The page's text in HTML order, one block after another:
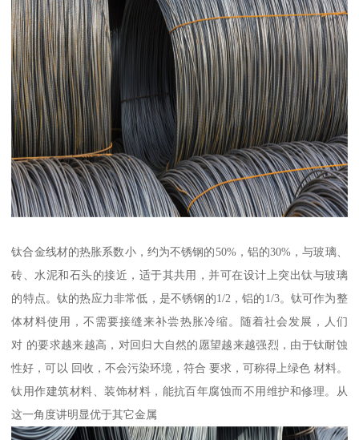
钛合金线材的热胀系数小，约为不锈钢的50%，铝的30%，与玻璃、
砖、水泥和石头的接近，适于其共用，并可在设计上突出钛与玻璃
的特点。钛的热应力非常低，是不锈钢的1/2，铝的1/3。钛可作为整
体材料使用，不需要接缝来补尝热胀冷缩。随着社会发展，人们
对 的要求越来越高，对回归大自然的愿望越来越强烈，由于钛耐蚀
性好，可以 回收，不会污染环境，符合 要求，可称得上绿色 材料。
钛用作建筑材料、装饰材料，能抗百年腐蚀而不用维护和修理。从
这一角度讲明显优于其它金属